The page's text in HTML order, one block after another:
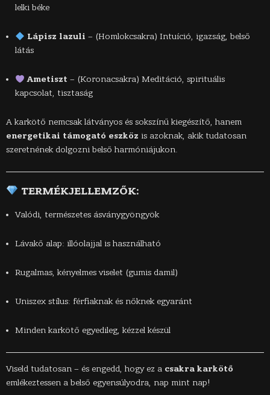
lelki béke
Lápisz lazuli – (Homlokcsakra) Intuíció, igazság, belső
látás
Ametiszt – (Koronacsakra) Meditáció, spirituális
kapcsolat, tisztaság
A karkötő nemcsak látványos és sokszínű kiegészítő, hanem
energetikai támogató eszköz is azoknak, akik tudatosan
szeretnének dolgozni belső harmóniájukon.
TERMÉKJELLEMZŐK:
Valódi, természetes ásványgyöngyök
Lávakő alap: illóolajjal is használható
Rugalmas, kényelmes viselet (gumis damil)
Uniszex stílus: férfiaknak és nőknek egyaránt
Minden karkötő egyedileg, kézzel készül
Viseld tudatosan – és engedd, hogy ez a csakra karkötő
emlékeztessen a belső egyensúlyodra, nap mint nap!